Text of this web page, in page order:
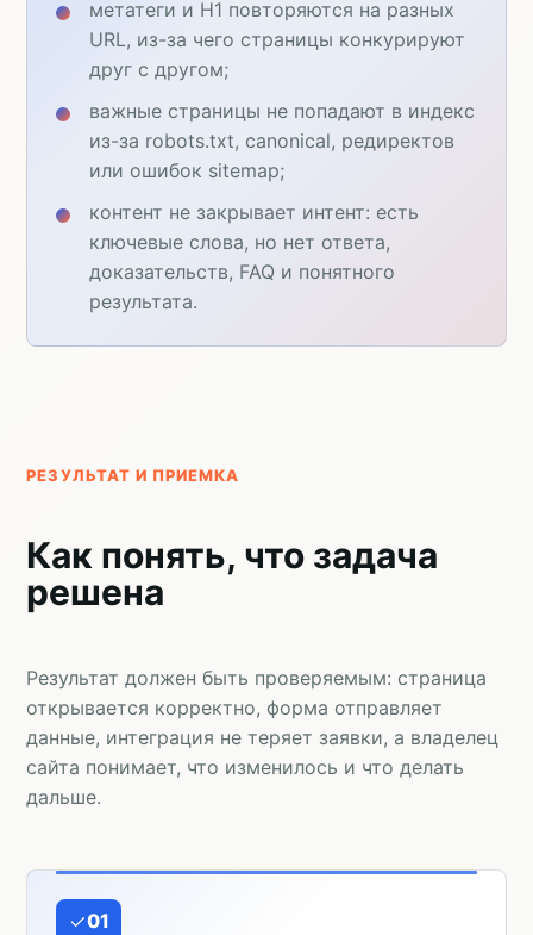
метатеги и H1 повторяются на разных
URL, из-за чего страницы конкурируют
друг с другом;
важные страницы не попадают в индекс
из-за robots.txt, canonical, редиректов
или ошибок sitemap;
контент не закрывает интент: есть
ключевые слова, но нет ответа,
доказательств, FAQ и понятного
результата.
РЕЗУЛЬТАТ И ПРИЕМКА
Как понять, что задача
решена
Результат должен быть проверяемым: страница
открывается корректно, форма отправляет
данные, интеграция не теряет заявки, а владелец
сайта понимает, что изменилось и что делать
дальше.
01